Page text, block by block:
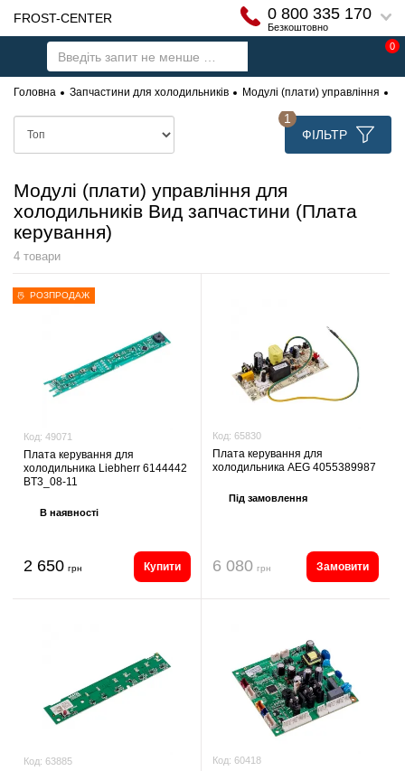
FROST-CENTER 0 800 335 170
Безкоштовно
0
Головна Запчастини для холодильників Модулі (плати) управління
ФІЛЬТР
1
Модулі (плати) управління для
холодильників Вид запчастини (Плата
керування)
4 товари
Код: 49071
Плата керування для
холодильника Liebherr 6144442
BT3_08-11
РОЗПРОДАЖ
В наявності
2 650 грн Купити
Код: 65830
Плата керування для
холодильника AEG 4055389987
Під замовлення
6 080 грн Замовити
Код: 63885 Код: 60418